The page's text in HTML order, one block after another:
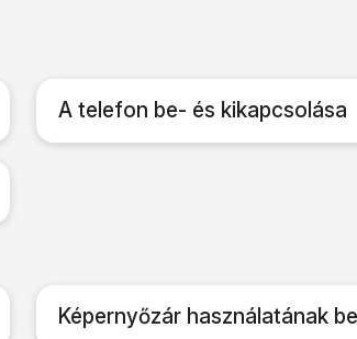
A telefon be- és kikapcsolása
Képernyőzár használatának